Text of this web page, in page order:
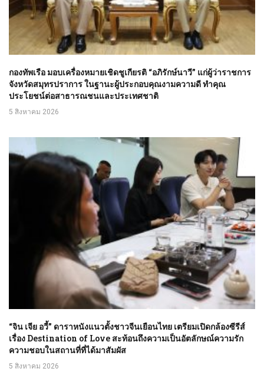
กองทัพเรือ มอบเครื่องหมายเชิดชูเกียรติ “อภิรักษ์นาวี” แก่ผู้ว่าราชการ
จังหวัดสมุทรปราการ ในฐานะผู้ประกอบคุณงามความดี ทำคุณ
ประโยชน์ต่อสาธารณชนและประเทศชาติ
5 สิงหาคม 2026
“จิน เจีย อวี้” ดาราหนังแนวตั้งชาวจีนเยือนไทย เตรียมเปิดกล้องซีรีส์
เรื่อง Destination of Love สะท้อนถึงความเป็นอัตลักษณ์ความรัก
ความชอบในสถานที่ที่ได้มาสัมผัส
5 สิงหาคม 2026